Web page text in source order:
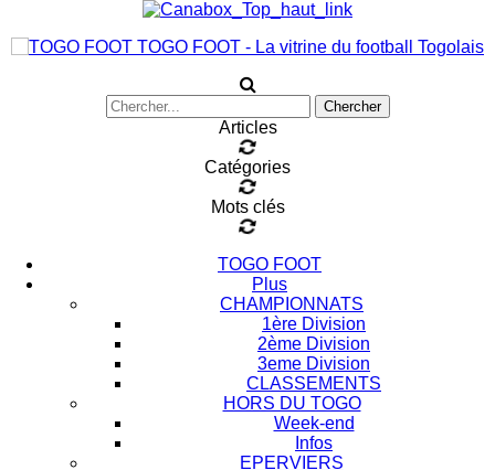
TOGO FOOT - La vitrine du football Togolais
Articles
Catégories
Mots clés
TOGO FOOT
Plus
CHAMPIONNATS
1ère Division
2ème Division
3eme Division
CLASSEMENTS
HORS DU TOGO
Week-end
Infos
EPERVIERS